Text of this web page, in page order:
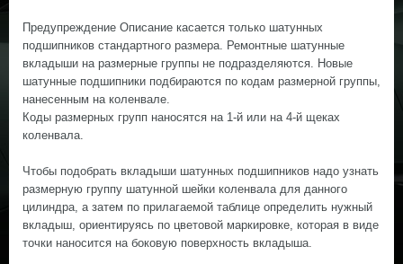
Предупреждение Описание касается только шатунных
подшипников стандартного размера. Ремонтные шатунные
вкладыши на размерные группы не подразделяются. Новые
шатунные подшипники подбираются по кодам размерной группы,
нанесенным на коленвале.
Коды размерных групп наносятся на 1-й или на 4-й щеках
коленвала.
Чтобы подобрать вкладыши шатунных подшипников надо узнать
размерную группу шатунной шейки коленвала для данного
цилиндра, а затем по прилагаемой таблице определить нужный
вкладыш, ориентируясь по цветовой маркировке, которая в виде
точки наносится на боковую поверхность вкладыша.